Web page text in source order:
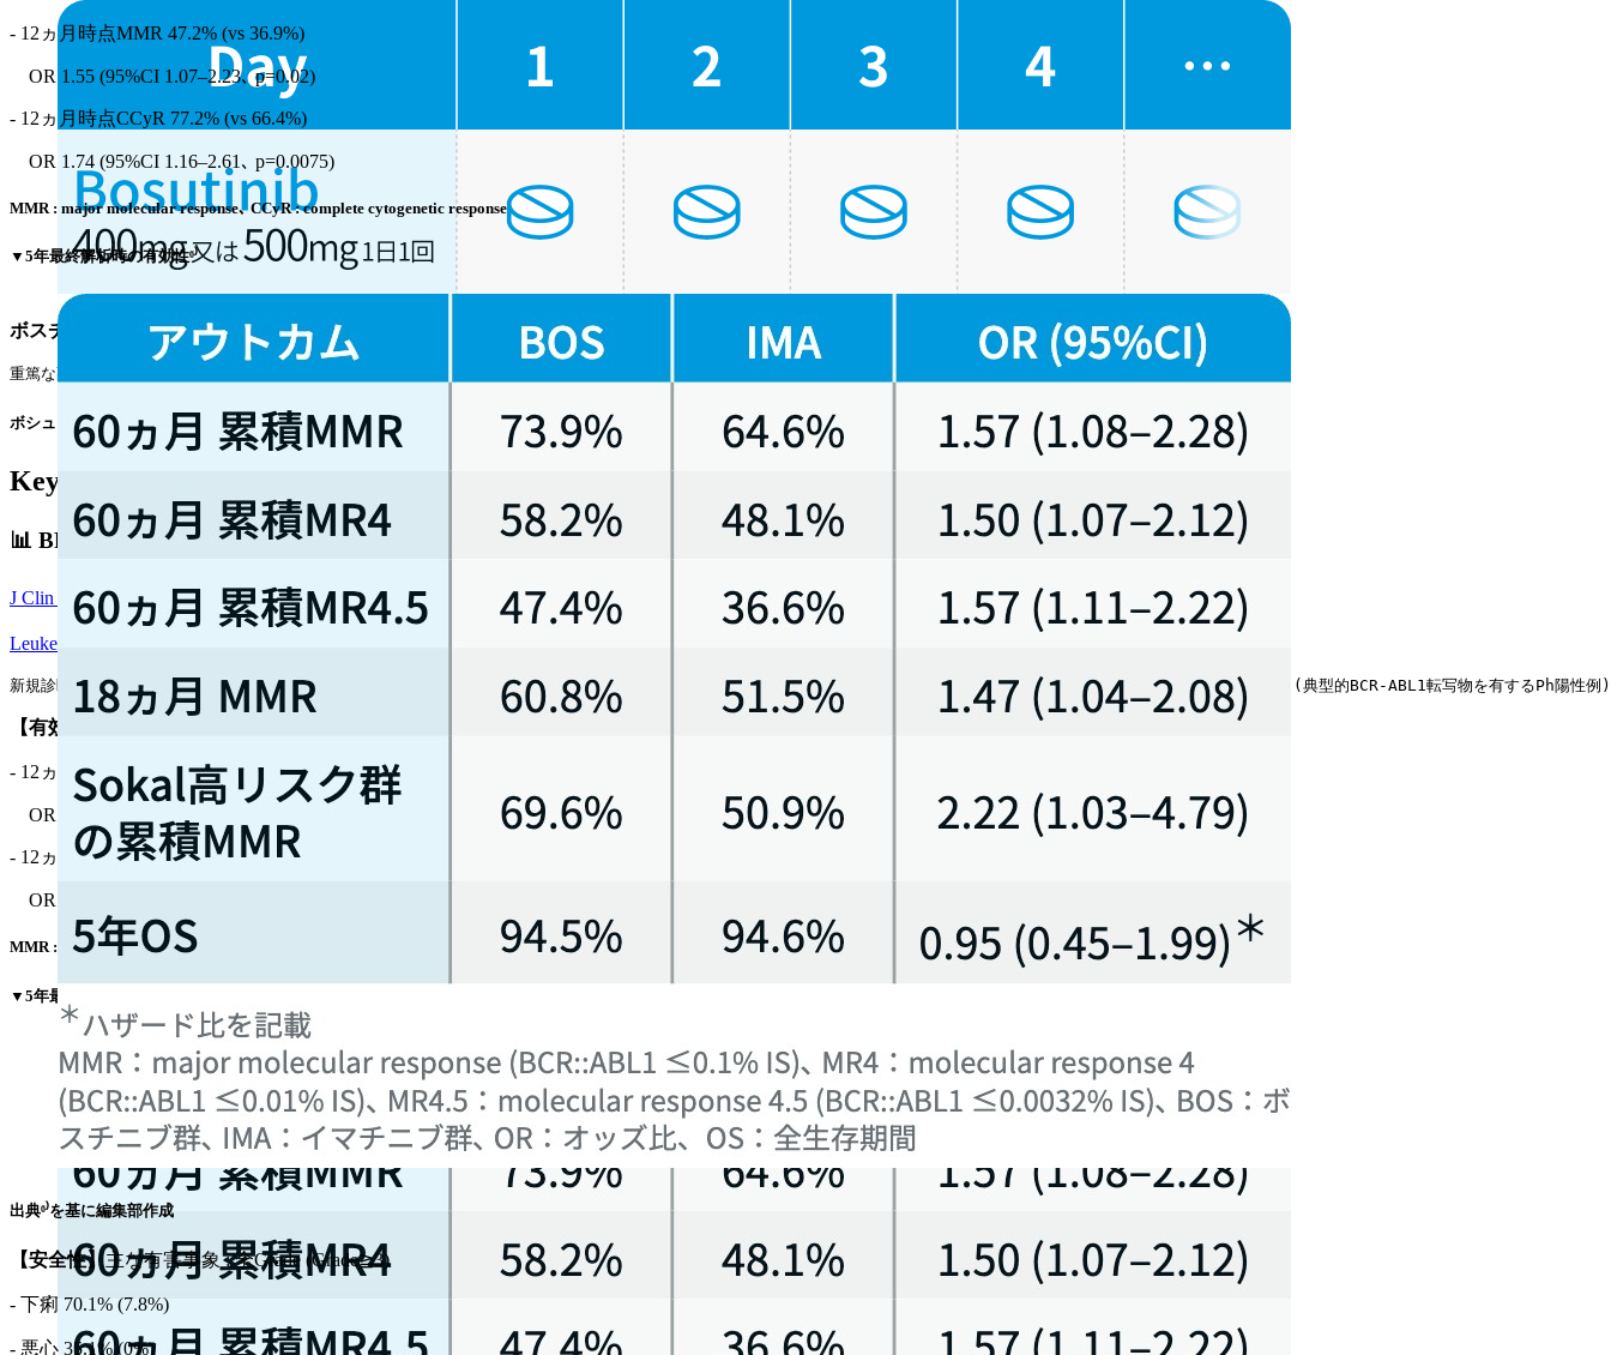
- 12ヵ月時点MMR 47.2% (vs 36.9%)
OR 1.55 (95%CI 1.07–2.23､ p=0.02)
- 12ヵ月時点CCyR 77.2% (vs 66.4%)
OR 1.74 (95%CI 1.16–2.61､ p=0.0075)
MMR : major molecular response､ CCyR : complete cytogenetic response
▼5年最終解析時の有効性⁶⁾
出典⁶⁾を基に編集部作成
【安全性】主な有害事象 : 全Grade (Grade≧3)
- 下痢 70.1% (7.8%)
- 悪心 35.1% (0%)
ボスチニブ : 通常､ 1日1回500mgを食後に経口投与｡ ただし､ 初発の慢性期 (CP) CMLでは1日1回400mgを食後に経口投与｡
重篤な副作用がなく､ 十分な血液学的効果､ 細胞遺伝学的効果､ または分子遺伝学的効果が得られない場合は､ 100mgずつ1日1回600mgまで増量可能｡
ボシュリフ®電子添文情報¹⁾を基に編集部作成
Key Data｜臨床試験結果
📊 BFORE試験
J Clin Oncol. 2018;36(3):231-237.⁵⁾
Leukemia. 2022;36(7):1825-1833.
新規診断･未治療のCP-CML患者を対象とした第III相無作為化比較試験｡ ボスチニブ400mg/日群268例とイマチニブ400mg/日群268例に1:1で割り付け､ 主要評価項目はmITT集団 (典型的BCR-ABL1転写物を有するPh陽性例)
【有効性】
- 12ヵ月時点MMR 47.2% (vs 36.9%)
OR 1.55 (95%CI 1.07–2.23､ p=0.02)
- 12ヵ月時点CCyR 77.2% (vs 66.4%)
OR 1.74 (95%CI 1.16–2.61､ p=0.0075)
MMR : major molecular response､ CCyR : complete cytogenetic response
▼5年最終解析時の有効性⁶⁾